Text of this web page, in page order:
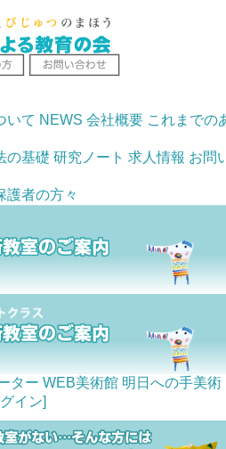
いて NEWS 会社概要 これまでの
の基礎 研究ノート 求人情報 お問
護者の方々
ター WEB美術館 明日への手美術
イン]